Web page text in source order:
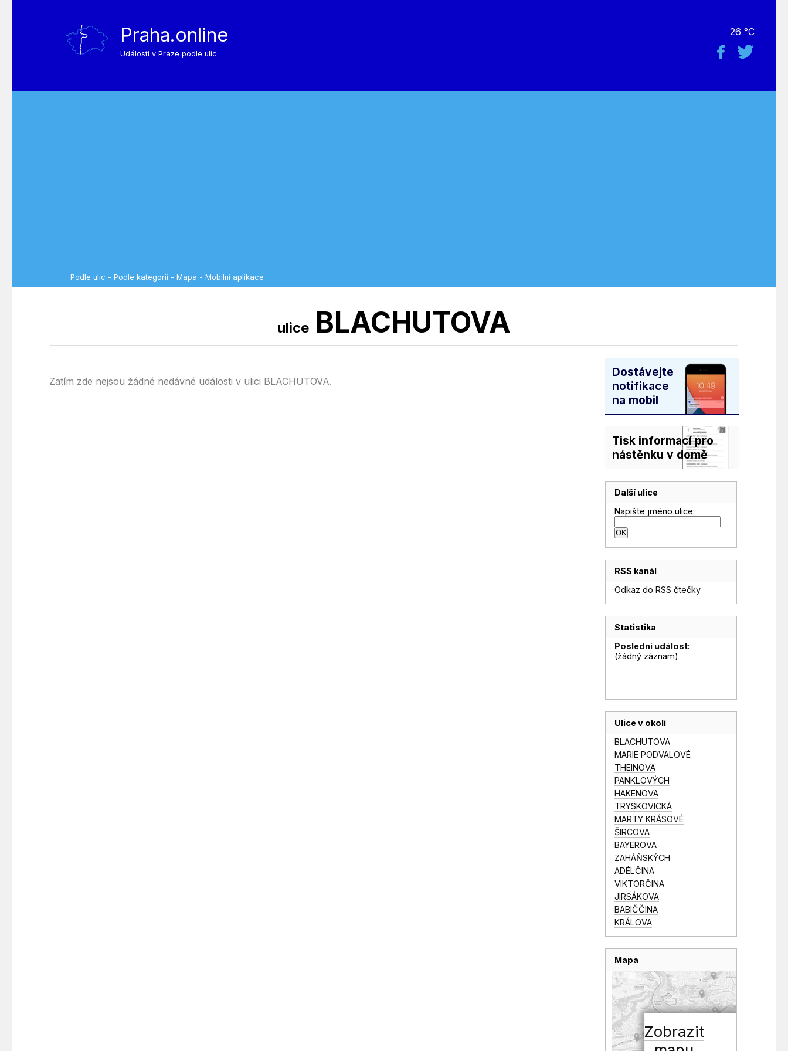
Praha.online
Události v Praze podle ulic
26 °C
Podle ulic - Podle kategorií - Mapa - Mobilní aplikace
ulice BLACHUTOVA
Zatím zde nejsou žádné nedávné události v ulici BLACHUTOVA.
Dostávejte
notifikace
na mobil
Tisk informací pro
nástěnku v domě
Další ulice
Napište jméno ulice:
RSS kanál
Odkaz do RSS čtečky
Statistika
Poslední událost:
(žádný záznam)
Ulice v okolí
BLACHUTOVA
MARIE PODVALOVÉ
THEINOVA
PANKLOVÝCH
HAKENOVA
TRYSKOVICKÁ
MARTY KRÁSOVÉ
ŠIRCOVA
BAYEROVA
ZAHÁŇSKÝCH
ADÉLČINA
VIKTORČINA
JIRSÁKOVA
BABIČČINA
KRÁLOVA
Mapa
Zobrazit